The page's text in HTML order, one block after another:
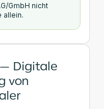
GmbH nicht
allein.
Digitale
von